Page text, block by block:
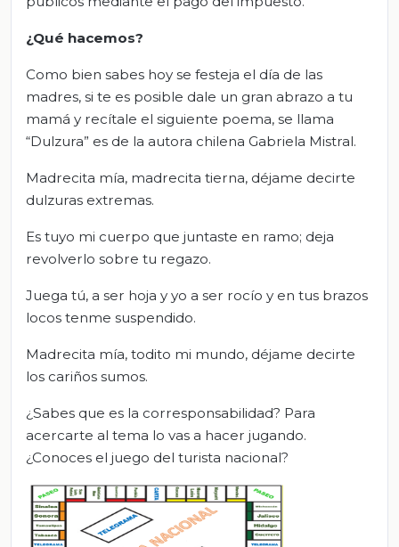
¿Qué hacemos?
Como bien sabes hoy se festeja el día de las
madres, si te es posible dale un gran abrazo a tu
mamá y recítale el siguiente poema, se llama
“Dulzura” es de la autora chilena Gabriela Mistral.
Madrecita mía, madrecita tierna, déjame decirte
dulzuras extremas.
Es tuyo mi cuerpo que juntaste en ramo; deja
revolverlo sobre tu regazo.
Juega tú, a ser hoja y yo a ser rocío y en tus brazos
locos tenme suspendido.
Madrecita mía, todito mi mundo, déjame decirte
los cariños sumos.
¿Sabes que es la corresponsabilidad? Para
acercarte al tema lo vas a hacer jugando.
¿Conoces el juego del turista nacional?